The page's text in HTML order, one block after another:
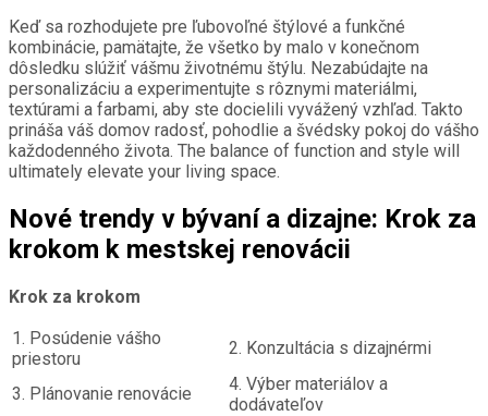
Keď sa rozhodujete pre ľubovoľné štýlové a funkčné
kombinácie, pamätajte, že všetko by malo v konečnom
dôsledku slúžiť vášmu životnému štýlu. Nezabúdajte na
personalizáciu a experimentujte s rôznymi materiálmi,
textúrami a farbami, aby ste docielili vyvážený vzhľad. Takto
prináša váš domov radosť, pohodlie a švédsky pokoj do vášho
každodenného života. The balance of function and style will
ultimately elevate your living space.
Nové trendy v bývaní a dizajne: Krok za
krokom k mestskej renovácii
Krok za krokom
1. Posúdenie vášho
priestoru
2. Konzultácia s dizajnérmi
3. Plánovanie renovácie
4. Výber materiálov a
dodávateľov